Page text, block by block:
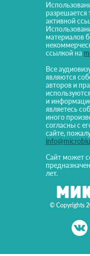
© Copyrights
разрешается
активной
материалов
ссылкой на
Все
являются
авторов и
и
являетесь
иного
согласны с
сайте,
Сайт может
лет.